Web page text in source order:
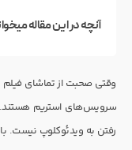
آنچه در این مقاله
وقتی صحبت از تماشای
سرویس‌های استریم هستند.
رفتن به ویدئوکلوپ نیست.